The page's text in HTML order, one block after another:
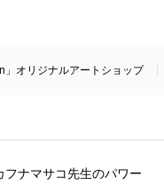
」オリジナルアートショップ
フナマサコ先生のパワー